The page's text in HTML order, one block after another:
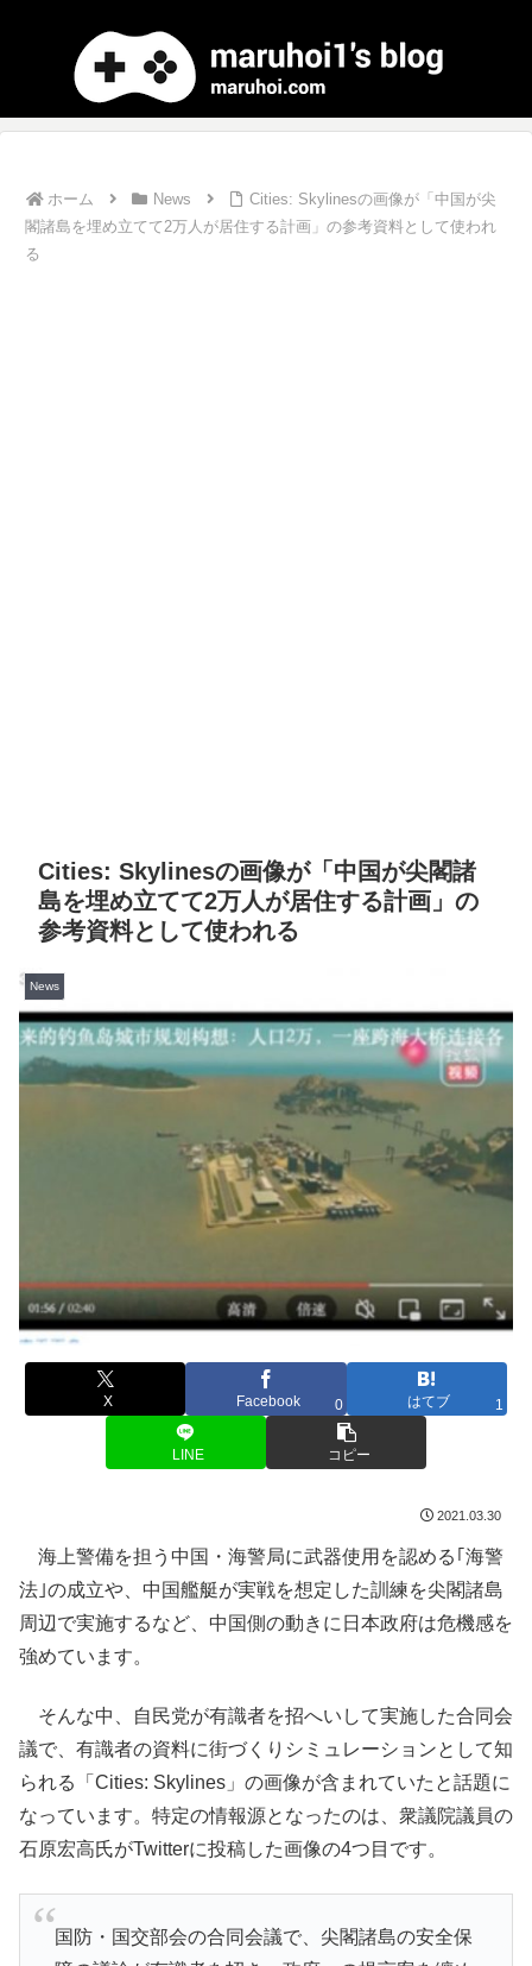
ホーム News
Cities: Skylinesの画像が「中国が尖
閣諸島を埋め立てて2万人が居住する計画」の参考資料として使われ
る
Cities: Skylinesの画像が「中国が尖閣諸
島を埋め立てて2万人が居住する計画」の
参考資料として使われる
News
X Facebook 0 はてブ 1
LINE コピー
2021.03.30
海上警備を担う中国・海警局に武器使用を認める｢海警
法｣の成立や、中国艦艇が実戦を想定した訓練を尖閣諸島
周辺で実施するなど、中国側の動きに日本政府は危機感を
強めています。
そんな中、自民党が有識者を招へいして実施した合同会
議で、有識者の資料に街づくりシミュレーションとして知
られる「Cities: Skylines」の画像が含まれていたと話題に
なっています。特定の情報源となったのは、衆議院議員の
石原宏高氏がTwitterに投稿した画像の4つ目です。
国防・国交部会の合同会議で、尖閣諸島の安全保